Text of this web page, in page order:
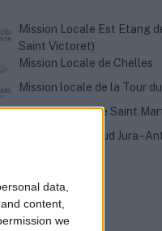
data,
content,
we
Mission Locale Est Etang
Saint Victoret)
Mission Locale de Chelles
Mission locale de la Tour
Mission locale de Saint
Mission locale Sud Jura -
CATEGORIES